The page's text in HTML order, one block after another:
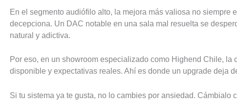
En el segmento audiófilo alto, la mejora más valiosa no
decepciona. Un DAC notable en una sala mal resuelta se
natural y adictiva.
Por eso, en un showroom especializado como Highend Chile,
disponible y expectativas reales. Ahí es donde un upgrade deja
Si tu sistema ya te gusta, no lo cambies por ansiedad.